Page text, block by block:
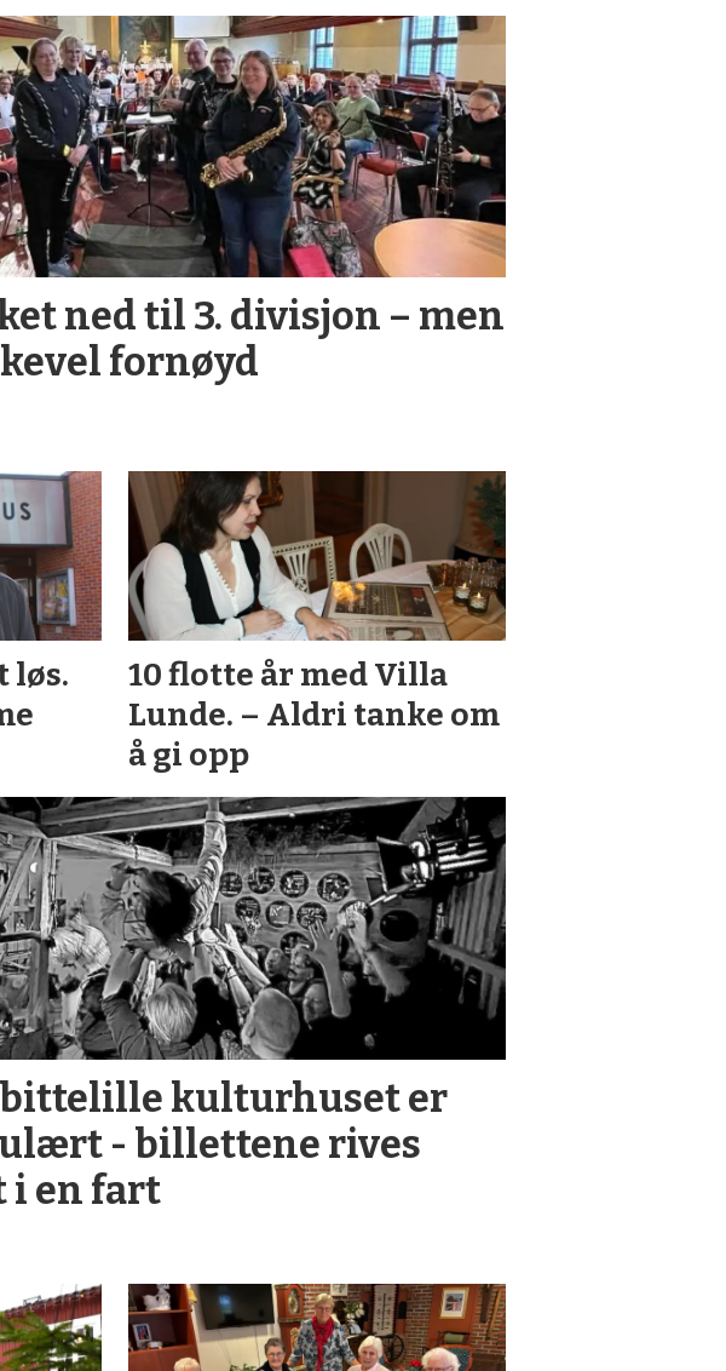
ned til 3. divisjon – men
fornøyd
løs.
10 flotte år med Villa
Lunde. – Aldri tanke om
å gi opp
bittelille kulturhuset er
- billettene rives
i en fart